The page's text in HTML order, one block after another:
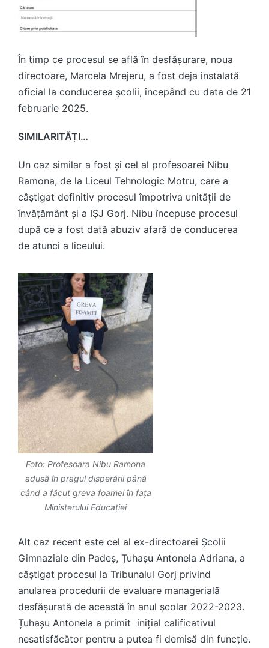
În timp ce procesul se află în desfășurare, noua
directoare, Marcela Mrejeru, a fost deja instalată
oficial la conducerea școlii, începând cu data de 21
februarie 2025.
SIMILARITĂȚI…
Un caz similar a fost și cel al profesoarei Nibu
Ramona, de la Liceul Tehnologic Motru, care a
câștigat definitiv procesul împotriva unității de
învățământ și a IȘJ Gorj. Nibu începuse procesul
după ce a fost dată abuziv afară de conducerea
de atunci a liceului.
Foto: Profesoara Nibu Ramona
adusă în pragul disperării până
când a făcut greva foamei în fața
Ministerului Educației
Alt caz recent este cel al ex-directoarei Școlii
Gimnaziale din Padeș, Țuhașu Antonela Adriana, a
câștigat procesul la Tribunalul Gorj privind
anularea procedurii de evaluare managerială
desfășurată de această în anul școlar 2022-2023.
Țuhașu Antonela a primit inițial calificativul
nesatisfăcător pentru a putea fi demisă din funcție.